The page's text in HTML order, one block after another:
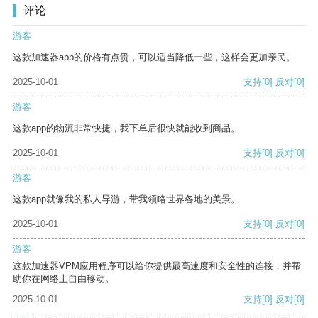
评论
游客
这款加速器app的价格有点贵，可以适当降低一些，这样会更加亲民。
2025-10-01 支持[0] 反对[0]
游客
这款app的物流非常快捷，我下单后很快就能收到商品。
2025-10-01 支持[0] 反对[0]
游客
这款app就像我的私人导游，带我领略世界各地的美景。
2025-10-01 支持[0] 反对[0]
游客
这款加速器VPM应用程序可以给你提供最高速度和安全性的连接，并帮
助你在网络上自由移动。
2025-10-01
支持[0] 反对[0]